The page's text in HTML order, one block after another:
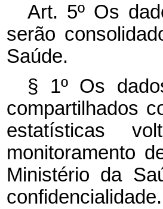
Art. 5º Os
serão
Saúde.
§ 1º Os
compartilhados
estatísticas
monitoramento
Ministério da
confidencialidade.